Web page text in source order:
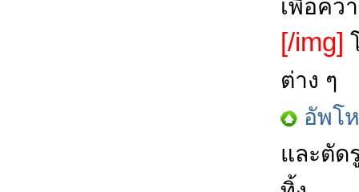
เพื่อคว
[/img]
ต่าง ๆ
อัพโ
และตัด